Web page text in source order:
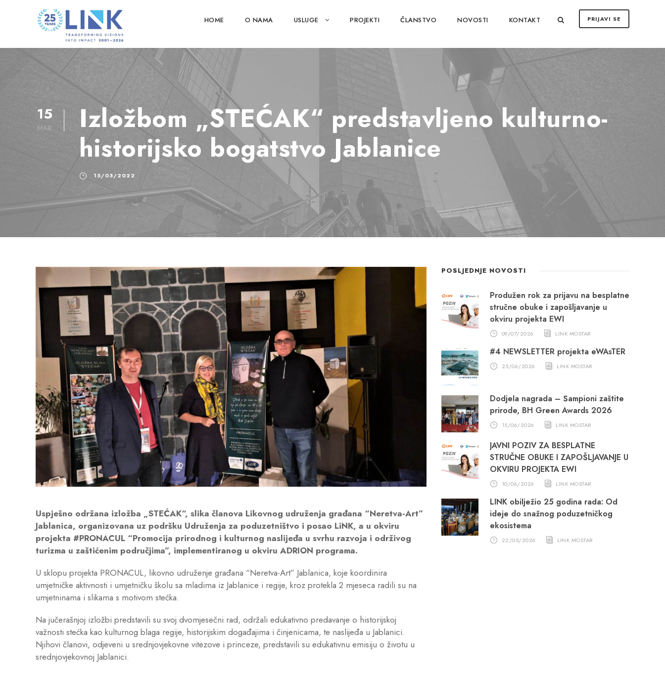
HOME O NAMA USLUGE PROJEKTI ČLANSTVO NOVOSTI KONTAKT PRIJAVI SE
15
MAR
Izložbom „STEĆAK“ predstavljeno kulturno-
historijsko bogatstvo Jablanice
15/03/2022
Uspješno održana izložba „STEĆAK“, slika članova Likovnog udruženja građana “Neretva-Art”
Jablanica, organizovana uz podršku Udruženja za poduzetništvo i posao LiNK, a u okviru
projekta #PRONACUL “Promocija prirodnog i kulturnog naslijeđa u svrhu razvoja i održivog
turizma u zaštićenim područjima”, implementiranog u okviru ADRION programa.
U sklopu projekta PRONACUL, likovno udruženje građana “Neretva-Art” Jablanica, koje koordinira
umjetničke aktivnosti i umjetničku školu sa mladima iz Jablanice i regije, kroz protekla 2 mjeseca radili su na
umjetninama i slikama s motivom stećka.
Na jučerašnjoj izložbi predstavili su svoj dvomjesečni rad, održali edukativno predavanje o historijskoj
važnosti stećka kao kulturnog blaga regije, historijskim događajima i činjenicama, te naslijeđa u Jablanici.
Njihovi članovi, odjeveni u srednjovjekovne vitezove i princeze, predstavili su edukativnu emisiju o životu u
srednjovjekovnoj Jablanici.
POSLJEDNJE NOVOSTI
Produžen rok za prijavu na besplatne
stručne obuke i zapošljavanje u
okviru projekta EWI
09/07/2026 LINK MOSTAR
#4 NEWSLETTER projekta eWAsTER
25/06/2026 LINK MOSTAR
Dodjela nagrada – Šampioni zaštite
prirode, BH Green Awards 2026
15/06/2026 LINK MOSTAR
JAVNI POZIV ZA BESPLATNE
STRUČNE OBUKE I ZAPOŠLJAVANJE U
OKVIRU PROJEKTA EWI
10/06/2026 LINK MOSTAR
LINK obilježio 25 godina rada: Od
ideje do snažnog poduzetničkog
ekosistema
22/05/2026 LINK MOSTAR